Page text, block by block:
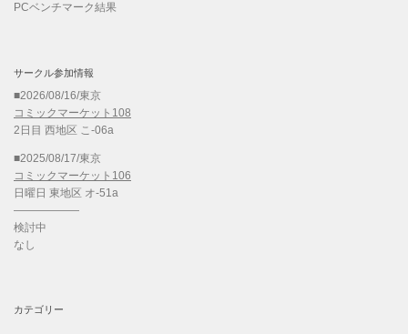
PCベンチマーク結果
サークル参加情報
■2026/08/16/東京
コミックマーケット108
2日目 西地区 こ-06a
■2025/08/17/東京
コミックマーケット106
日曜日 東地区 オ-51a
——————
検討中
なし
カテゴリー